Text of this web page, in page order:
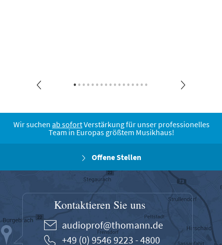
Wir suchen ab sofortVerstärkung für unser professionelles
Team in Europas größtem Musikhaus!
Offene Stellen
Kontaktieren Sie uns
audioprof@thomann.de
+49 (0) 9546 9223 - 4800